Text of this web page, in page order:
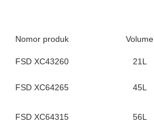
Nomor produk Volume
FSD XC43260 21L
FSD XC64265 45L
FSD XC64315 56L